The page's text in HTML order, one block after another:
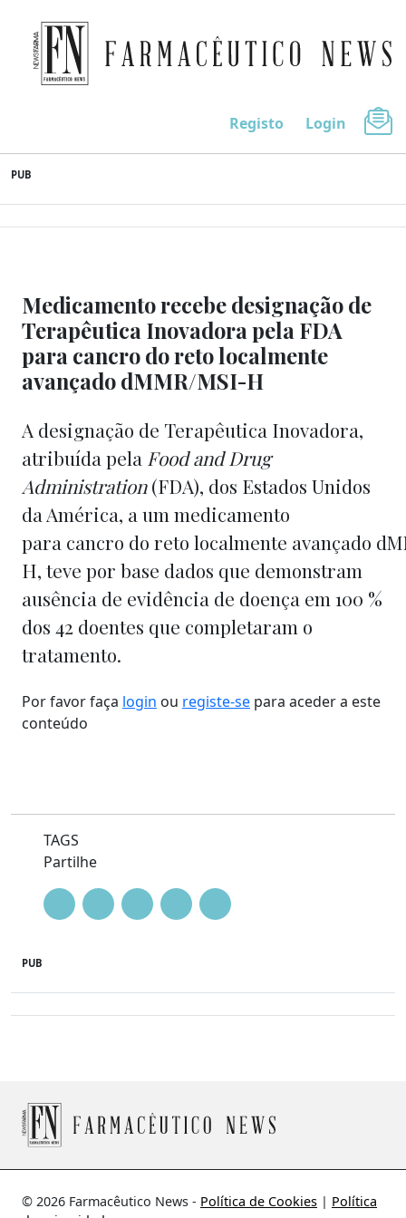
to
content
Farmacêutico News
Registo Login
PUB
Medicamento recebe designação de
Terapêutica Inovadora pela FDA
para cancro do reto localmente
avançado dMMR/MSI-H
A designação de Terapêutica Inovadora,
atribuída pela Food and Drug
Administration(FDA), dos Estados Unidos
da América, a um medicamento
para cancro do reto localmente avançado
H, teve por base dados que demonstram
ausência de evidência de doença em 100 %
dos 42 doentes que completaram o
tratamento.
Por favor faça login ou registe-se para aceder a este
conteúdo
TAGS
Partilhe
PUB
© 2026 Farmacêutico News - Política de Cookies | Política